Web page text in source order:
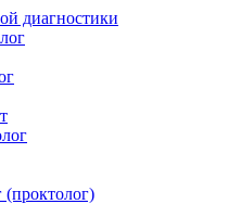
диагностики
(проктолог)